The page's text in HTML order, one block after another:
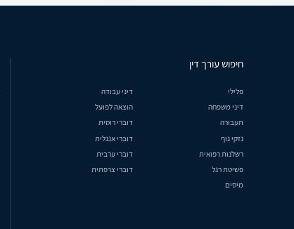
חיפוש עורך דין
פלילי
דיני עבודה
דיני משפחה
הוצאה לפועל
תעבורה
דוברי רוסית
נזקי גוף
דוברי אנגלית
רשלנות רפואית
דוברי ערבית
פשיטת רגל
דוברי צרפתית
מיסים